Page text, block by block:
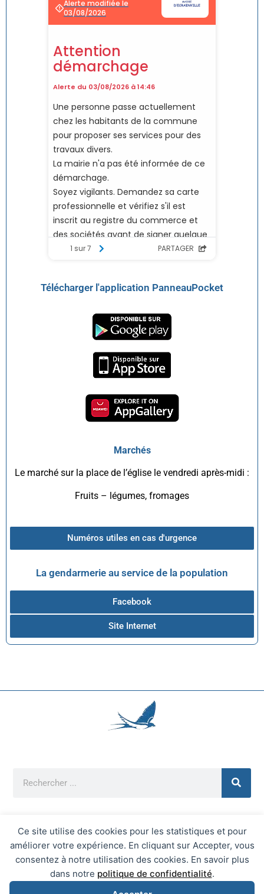
Ce site utilise des cookies pour les statistiques et pour
améliorer votre expérience. En cliquant sur Accepter, vous
consentez à notre utilisation des cookies. En savoir plus
dans notre politique de confidentialité.
Télécharger l'application PanneauPocket
Marchés
Le marché sur la place de l’église le vendredi après-midi :
Fruits – légumes, fromages
Numéros utiles en cas d'urgence
La gendarmerie au service de la population
Facebook
Site Internet
Mentions Légales
Mairie d'Écrainville © 2026 Tous Droits Réservés